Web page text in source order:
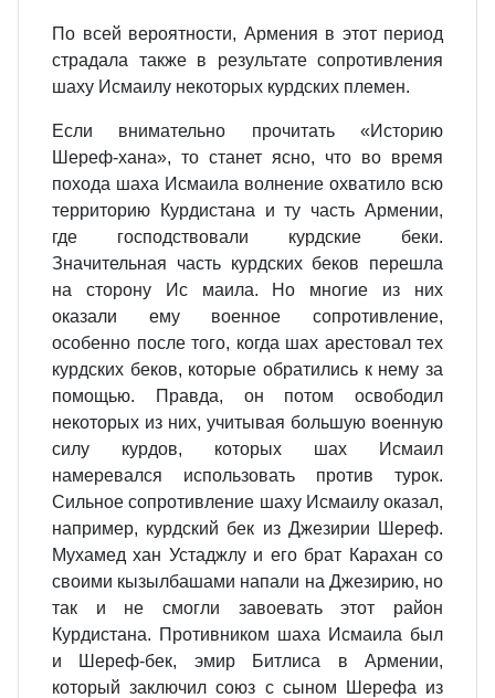
По всей вероятности, Армения в этот период
страдала также в результате сопротивления
шаху Исмаилу некоторых курдских племен.
Если внимательно прочитать «Историю
Шереф-хана», то станет ясно, что во время
похода шаха Исмаила волнение охватило всю
территорию Курдистана и ту часть Армении,
где господствовали курдские беки.
Значительная часть курдских беков перешла
на сторону Ис маила. Но многие из них
оказали ему военное сопротивление,
особенно после того, когда шах арестовал тех
курдских беков, которые обратились к нему за
помощью. Правда, он потом освободил
некоторых из них, учитывая большую военную
силу курдов, которых шах Исмаил
намеревался использовать против турок.
Сильное сопротивление шаху Исмаилу оказал,
например, курдский бек из Джезирии Шереф.
Мухамед хан Устаджлу и его брат Карахан со
своими кызылбашами напали на Джезирию, но
так и не смогли завоевать этот район
Курдистана. Противником шаха Исмаила был
и Шереф-бек, эмир Битлиса в Армении,
который заключил союз с сыном Шерефа из